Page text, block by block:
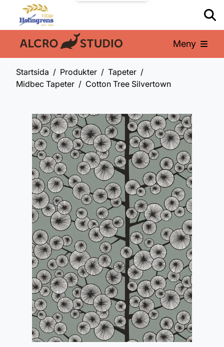
En del av: Meny
Startsida Produkter
Tapeter
Midbec Tapeter
Cotton Tree Silvertown